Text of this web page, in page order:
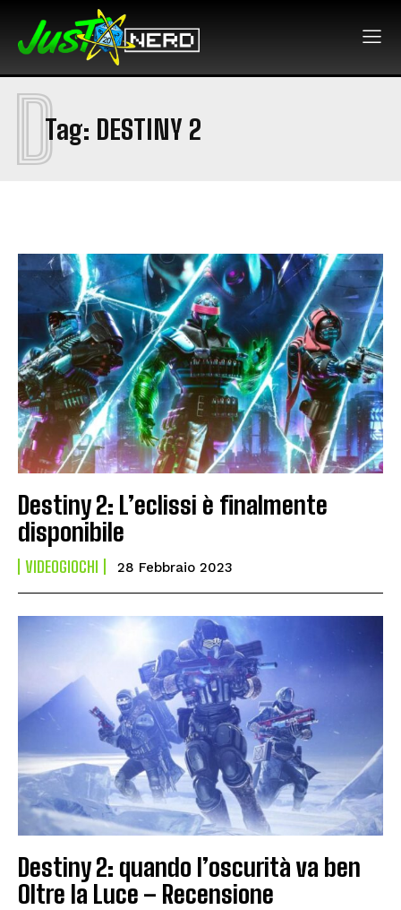
Tag: DESTINY 2
D
Destiny 2: L’eclissi è finalmente
disponibile
VIDEOGIOCHI 28 Febbraio 2023
Destiny 2: quando l’oscurità va ben
Oltre la Luce – Recensione